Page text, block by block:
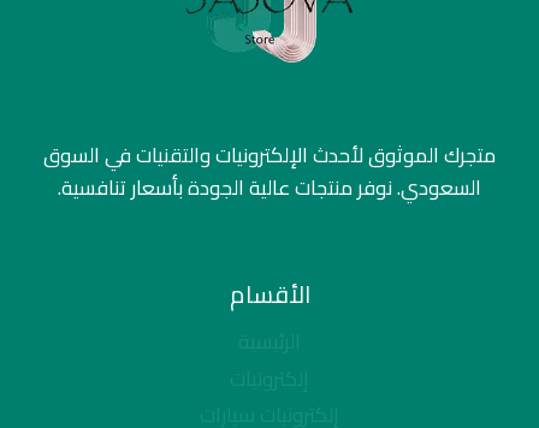
متجرك الموثوق لأحدث الإلكترونيات والتقنيات في السوق
السعودي. نوفر منتجات عالية الجودة بأسعار تنافسية.
الأقسام
الرئيسية
إلكترونيات
إلكترونيات سيارات